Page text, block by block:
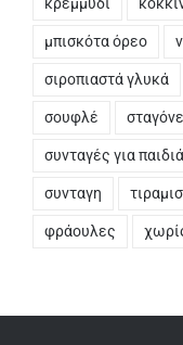
κρεμμυδι
μπισκότα όρεο
σιροπιαστά γλυκά
σουφλέ
συνταγές για παιδιά
συνταγη
φράουλες